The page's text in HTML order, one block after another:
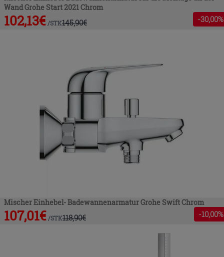
Wand Grohe Start 2021 Chrom
102,13€ /STK145,90€ -30,00%
Mischer Einhebel- Badewannenarmatur Grohe Swift Chrom
107,01€ /STK118,90€ -10,00%